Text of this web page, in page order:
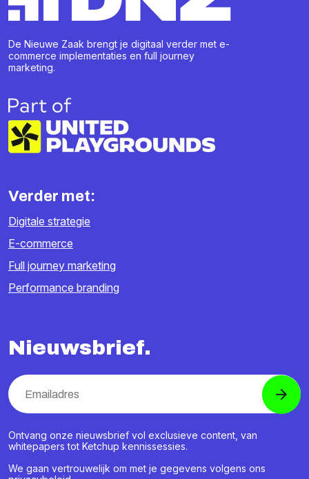
De Nieuwe Zaak brengt je digitaal verder met e-
commerce implementaties en full journey
marketing.
Verder met:
Digitale strategie
E-commerce
Full journey marketing
Performance branding
Nieuwsbrief.
Ontvang onze nieuwsbrief vol exclusieve content, van
whitepapers tot Ketchup kennissessies.
We gaan vertrouwelijk om met je gegevens volgens ons